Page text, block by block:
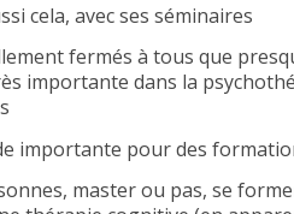
cela, avec ses séminaires
fermés à tous que
importante dans la
importante pour des
master ou pas, se